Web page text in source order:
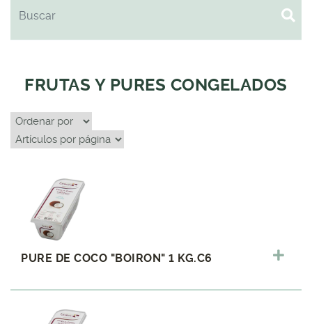
FRUTAS Y PURES CONGELADOS
PURE DE COCO "BOIRON" 1 KG.C6